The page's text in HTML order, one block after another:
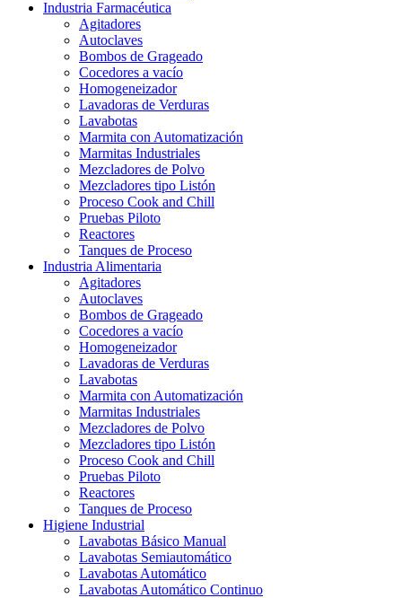
Industria Farmacéutica
Agitadores
Autoclaves
Bombos de Grageado
Cocedores a vacío
Homogeneizador
Lavadoras de Verduras
Lavabotas
Marmita con Automatización
Marmitas Industriales
Mezcladores de Polvo
Mezcladores tipo Listón
Proceso Cook and Chill
Pruebas Piloto
Reactores
Tanques de Proceso
Industria Alimentaria
Agitadores
Autoclaves
Bombos de Grageado
Cocedores a vacío
Homogeneizador
Lavadoras de Verduras
Lavabotas
Marmita con Automatización
Marmitas Industriales
Mezcladores de Polvo
Mezcladores tipo Listón
Proceso Cook and Chill
Pruebas Piloto
Reactores
Tanques de Proceso
Higiene Industrial
Lavabotas Básico Manual
Lavabotas Semiautomático
Lavabotas Automático
Lavabotas Automático Continuo